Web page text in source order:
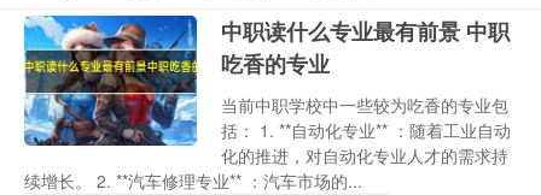
中职读什么专业最有前景 中职
吃香的专业
当前中职学校中一些较为吃香的专业包
括： 1. **自动化专业** ：随着工业自动
化的推进，对自动化专业人才的需求持
续增长。 2. **汽车修理专业** ：汽车市场的...